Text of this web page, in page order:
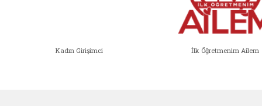
Kadın Girişimci İlk Öğretmenim Ailem